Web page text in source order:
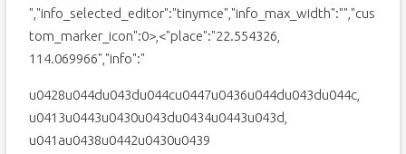
","info_selected_editor":"tinymce","info_max_width":"","cus
tom_marker_icon":0>,<"place":"22.554326,
114.069966","info":"
u0428u044du043du044cu0447u0436u044du043du044c,
u0413u0443u0430u043du0434u0443u043d,
u041au0438u0442u0430u0439